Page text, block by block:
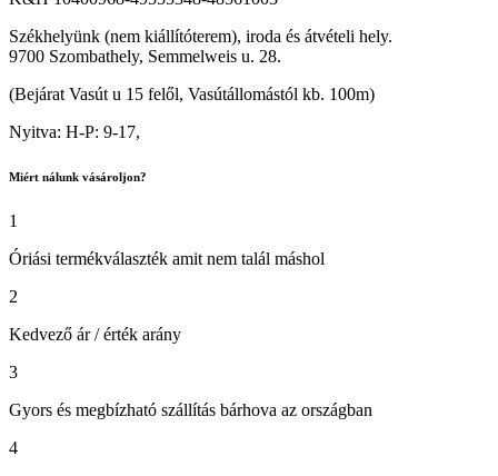
Székhelyünk (nem kiállítóterem), iroda és átvételi hely.
9700 Szombathely, Semmelweis u. 28.
(Bejárat Vasút u 15 felől, Vasútállomástól kb. 100m)
Nyitva: H-P: 9-17,
Miért nálunk vásároljon?
1
Óriási termékválaszték amit nem talál máshol
2
Kedvező ár / érték arány
3
Gyors és megbízható szállítás bárhova az országban
4